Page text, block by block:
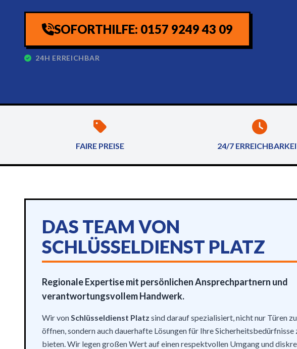
SOFORTHILFE: 0157 9249 43 09
24H ERREICHBAR
FAIRE PREISE 24/7
DAS TEAM VON
SCHLÜSSELDIENST PLATZ
Regionale Expertise mit persönlichen Ansprechpartnern und
verantwortungsvollem Handwerk.
Wir vonSchlüsseldienst Platz sind darauf spezialisiert, nicht nur Türen zu
öffnen, sondern auch dauerhafte Lösungen für Ihre Sicherheitsbedürfnisse
bieten. Wir legen großen Wert auf einen respektvollen Umgang und